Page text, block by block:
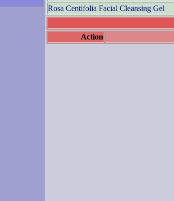
Rosa Centifolia Facial Cleansing Gel
Action